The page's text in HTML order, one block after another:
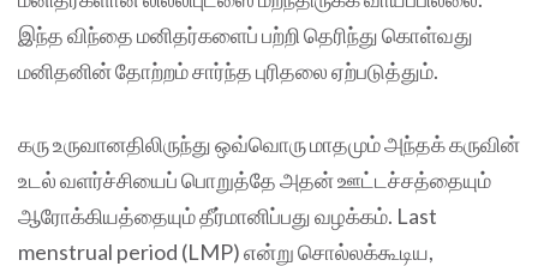
இந்த விந்தை மனிதர்களைப் பற்றி தெரிந்து கொள்வது
மனிதனின் தோற்றம் சார்ந்த புரிதலை ஏற்படுத்தும்.
கரு உருவானதிலிருந்து ஒவ்வொரு மாதமும் அந்தக் கருவின்
உடல் வளர்ச்சியைப் பொறுத்தே அதன் ஊட்டச்சத்தையும்
ஆரோக்கியத்தையும் தீர்மானிப்பது வழக்கம். Last
menstrual period (LMP) என்று சொல்லக்கூடிய,